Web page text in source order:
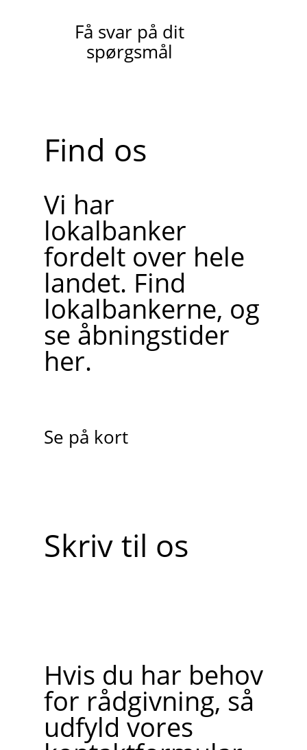
Få svar på dit
spørgsmål
Find os
Vi har
lokalbanker
fordelt over hele
landet. Find
lokalbankerne, og
se åbningstider
her.
Se på kort
Skriv til os
Hvis du har behov
for rådgivning, så
udfyld vores